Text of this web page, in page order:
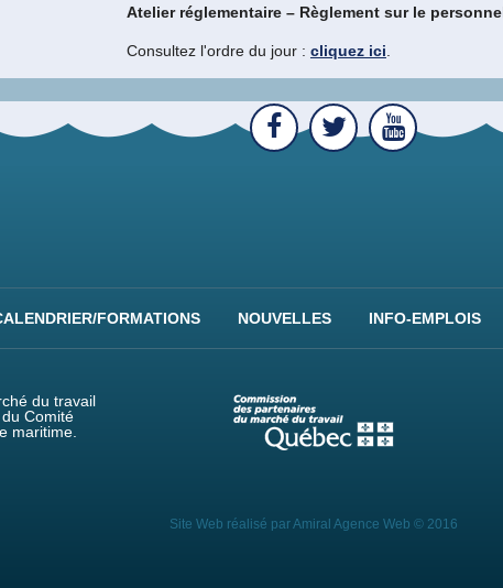
Atelier réglementaire – Règlement sur le
Consultez l'ordre du jour : cliquez ici
FORMATIONS NOUVELLES INFO-EMPLOIS
du travail
Comité
maritime.
Site Web réalisé parAmiral Agence Web © 2016